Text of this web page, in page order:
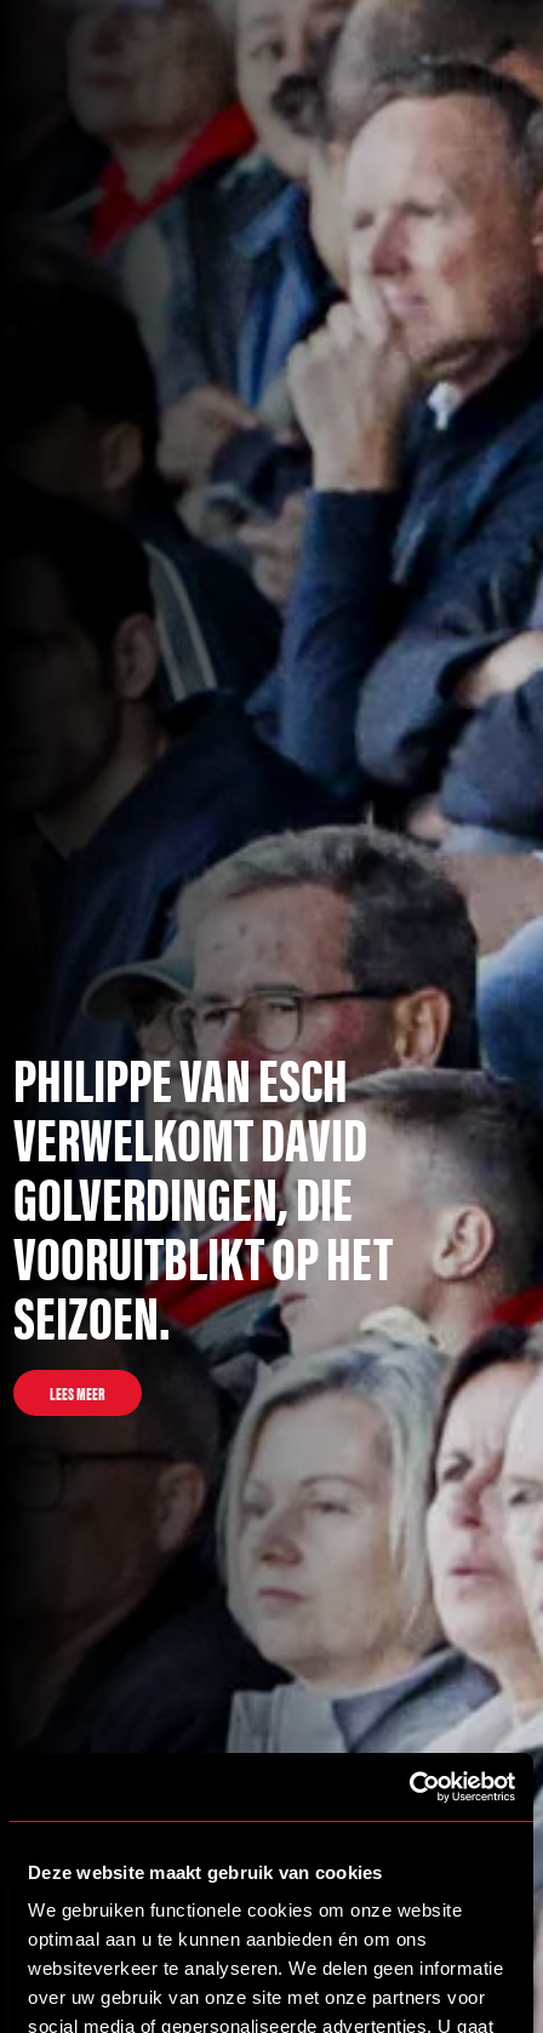
Deze website maakt gebruik van cookies
We gebruiken functionele cookies om onze website
optimaal aan u te kunnen aanbieden én om ons
websiteverkeer te analyseren. We delen geen informatie
over uw gebruik van onze site met onze partners voor
social media of gepersonaliseerde advertenties. U gaat
PHILIPPE VAN ESCH
VERWELKOMT DAVID
GOLVERDINGEN, DIE
VOORUITBLIKT OP HET
SEIZOEN.
LEES MEER